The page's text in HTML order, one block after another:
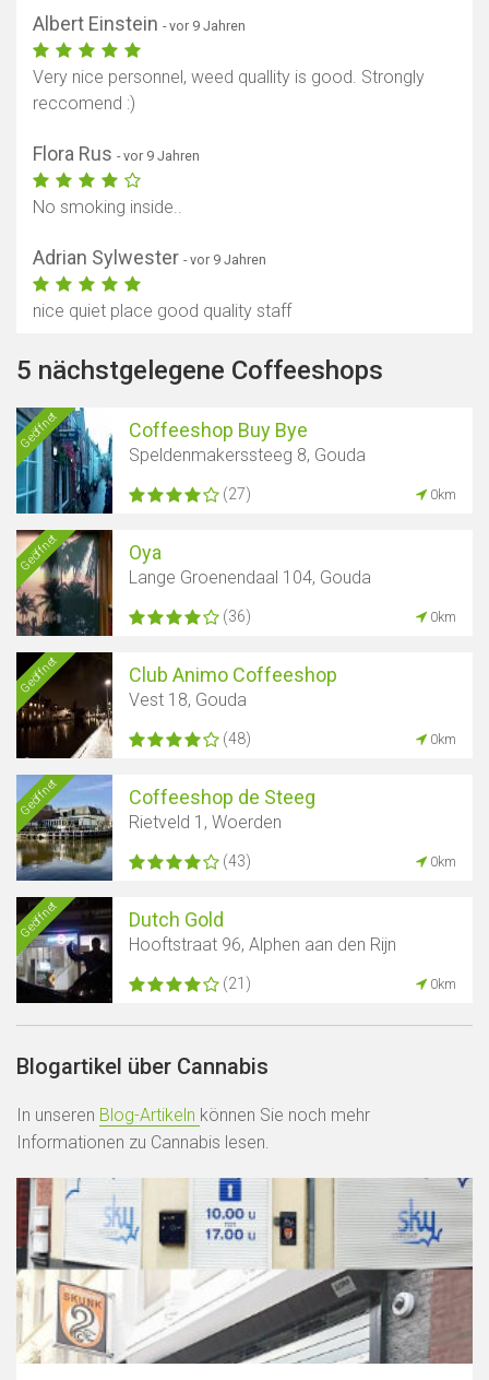
Albert Einstein - vor 9 Jahren
Very nice personnel, weed quallity is good. Strongly
reccomend :)
Flora Rus - vor 9 Jahren
No smoking inside..
Adrian Sylwester - vor 9 Jahren
nice quiet place good quality staff
5 nächstgelegene Coffeeshops
Geöffnet Coffeeshop Buy Bye
Speldenmakerssteeg 8, Gouda
(27) 0km
Geöffnet Oya
Lange Groenendaal 104, Gouda
(36) 0km
Geöffnet Club Animo Coffeeshop
Vest 18, Gouda
(48) 0km
Geöffnet Coffeeshop de Steeg
Rietveld 1, Woerden
(43) 0km
Geöffnet Dutch Gold
Hooftstraat 96, Alphen aan den Rijn
(21) 0km
Blogartikel über Cannabis
In unseren Blog-Artikeln können Sie noch mehr
Informationen zu Cannabis lesen.